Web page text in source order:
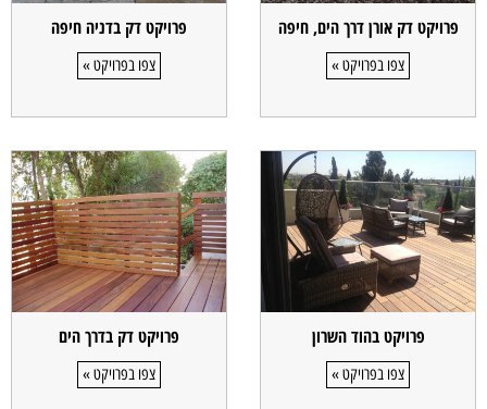
פרויקט דק אורן דרך הים, חיפה
צפו בפרויקט »
פרויקט דק בדניה חיפה
צפו בפרויקט »
פרויקט בהוד השרון
צפו בפרויקט »
פרויקט דק בדרך הים
צפו בפרויקט »